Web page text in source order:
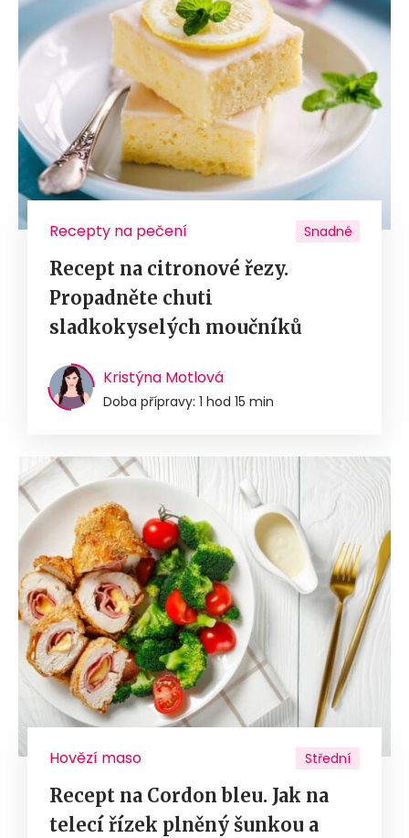
Recepty na pečení Snadné
Recept na citronové řezy.
Propadněte chuti
sladkokyselých moučníků
Kristýna Motlová
Doba přípravy: 1 hod 15 min
Hovězí maso Střední
Recept na Cordon bleu. Jak na
telecí řízek plněný šunkou a